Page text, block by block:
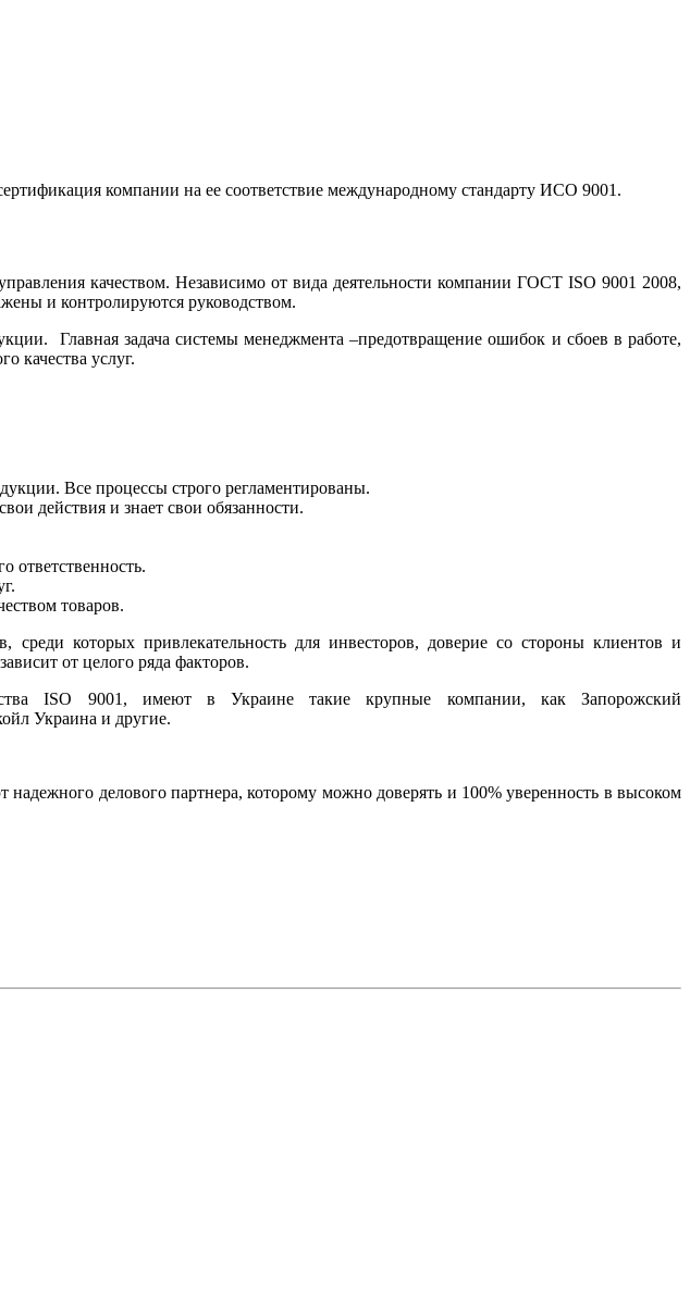
компании на ее соответствие международному стандарту ИСО 9001.
качеством. Независимо от вида деятельности компании ГОСТ ISO 9001 2008,
и контролируются руководством.
Главная задача системы менеджмента –предотвращение ошибок и сбоев в работе,
качества услуг.
Все процессы строго регламентированы.
действия и знает свои обязанности.
ответственность.
товаров.
которых привлекательность для инвесторов, доверие со стороны клиентов и
от целого ряда факторов.
ISO 9001, имеют в Украине такие крупные компании, как Запорожский
Украина и другие.
делового партнера, которому можно доверять и 100% уверенность в высоком